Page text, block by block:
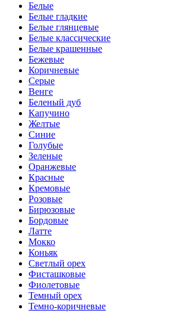
Белые
Белые гладкие
Белые глянцевые
Белые классические
Белые крашенные
Бежевые
Коричневые
Серые
Венге
Беленый дуб
Капучино
Желтые
Синие
Голубые
Зеленые
Оранжевые
Красные
Кремовые
Розовые
Бирюзовые
Бордовые
Латте
Мокко
Коньяк
Светлый орех
Фисташковые
Фиолетовые
Темный орех
Темно-коричневые